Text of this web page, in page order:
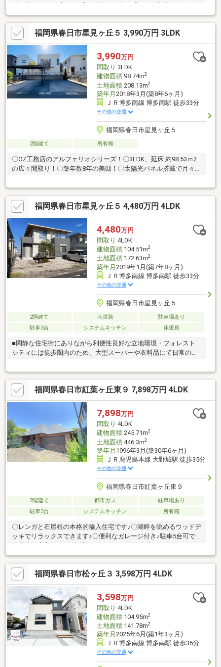
城」駅 バスで【２１分】●天神まで車で【３０分】博多まで車
で【２５分】●スーパー【レガネット】車で【３分】●※【春日南
小学校】 ※【春日南中学校】●借入金額【１３８０万円】金利
【０．７２５％】返済期間【３５年】※月々返済【３７，２１１
円】返済期間【４０年】※月々返済【３３，１２８円】●住宅ロー
ン●資金計画●税金関係●購入の流れを全て分かりやすくご説明い
たします。
福岡県春日市星見ヶ丘５ 3,990万円 3LDK
3,990万円
間取り 3LDK
建物面積98.74m2
土地面積208.13m2
築年月 2018年3月(築8年6ヶ月)
ＪＲ博多南線 博多南駅 徒歩33分
その他の交通
福岡県春日市星見ヶ丘５
2階建て 所有権
〇OZ工務店のアルフェリオシリーズ！〇3LDK、延床 約98.53ｍ2
の広々間取り！〇築年数8年の美邸！〇太陽光パネル搭載で月々の
可能！〇フォレストシティ春日まで徒歩約7分、その他周辺施設充
実で日々のお買い物も安心！〇星見ヶ丘第3公園まで徒歩約3分で
お子様が遊ぶのも困りません！〇屋根付きのウッドデッキもあ
り、洗濯も楽々干せますね！○日当たり良好、LDKは床暖房付きで
明るく、温かい住環境！〇各居室収納＋WIC完備で収納にも困り
ません！〇ぜひナカジツまでお気軽にお問い合わせください！
福岡県春日市星見ヶ丘５ 4,480万円 4LDK
4,480万円
間取り 4LDK
建物面積104.51m2
土地面積172.63m2
築年月 2019年1月(築7年8ヶ月)
ＪＲ博多南線 博多南駅 徒歩33分
その他の交通
福岡県春日市星見ヶ丘５
2階建て 南道路
駐車場あり
駐車3台
システムキッチン 床暖房
■閑静な住宅街にありながら利便性良好な立地環境・フォレスト
シティには徒歩圏内のため、大型スーパーや衣料品にて日常の買
い物がすべて完結します。・近くに西鉄バス「月の浦二丁目」停
がありますので、市内近郊各方面へのご移動が可能です。 ■築浅
につきあると嬉しい設備を標準装備・床暖房、食洗器、浴室乾燥
機、ウォークインクローゼットで快適な暮らしを実現。・中2階や
床下収納などスペースを有効活用できる設計がされています。 こ
ちらの星見ヶ丘町ではSUUMO新築戸建ての掲載がありませんで
した（2025年11月26日確認）子育て環境にお勧めの場所ですの
で、是非お気軽にお問い合わせください！
福岡県春日市紅葉ヶ丘東９ 7,898万円 4LDK
7,898万円
間取り 4LDK
建物面積245.71m2
土地面積446.3m2
築年月 1996年3月(築30年6ヶ月)
ＪＲ鹿児島本線 大野城駅 徒歩35分
その他の交通
福岡県春日市紅葉ヶ丘東９
2階建て 都市ガス
駐車場あり
駐車3台
システムキッチン 所有権
〇レンガと石屋根の本格的輸入住宅です♪〇湖畔を眺めるウッドデ
ッキでリラックスできます♪〇便利なガレージ付き♪駐車5台可で
福岡県春日市松ヶ丘３ 3,598万円 4LDK
3,598万円
間取り 4LDK
建物面積104.95m2
土地面積141.78m2
築年月 2025年6月(築1年3ヶ月)
ＪＲ博多南線 博多南駅 徒歩36分
その他の交通